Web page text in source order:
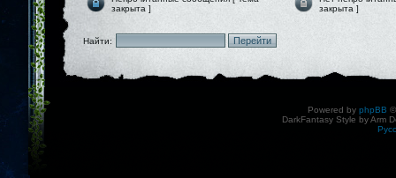
закрыта ]
закрыта ]
Найти:
Powered by phpBB
DarkFantasy Style by Arm